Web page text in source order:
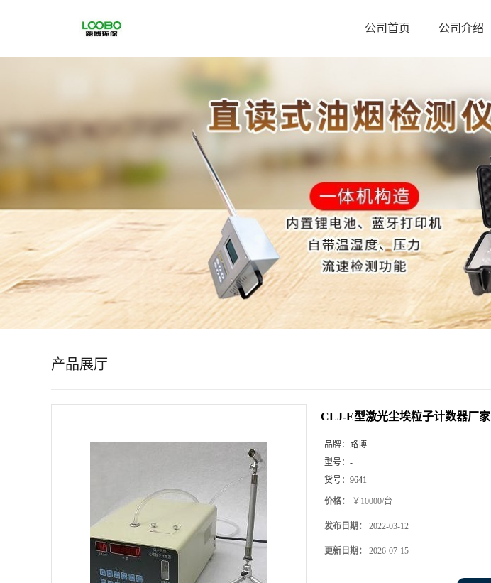
首
公司首页 公司介绍
产品展厅
CLJ-E型激光尘埃粒子计数器厂家
品牌： 路博
型号： -
货号： 9641
价格： ￥10000/台
发布日期： 2022-03-12
更新日期： 2026-07-15